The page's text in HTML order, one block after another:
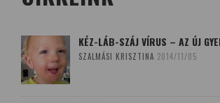
KÉZ-LÁB-SZÁJ VÍRUS – AZ ÚJ
SZALMÁSI KRISZTINA 2014/11/05